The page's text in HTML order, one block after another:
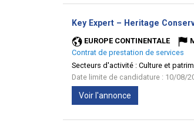
Key Expert – Heritage
EUROPE CONTINENTALE
Contrat de prestation de services
Secteurs d'activité : Culture et
Date limite de candidature : 10/08/
Voir l'annonce